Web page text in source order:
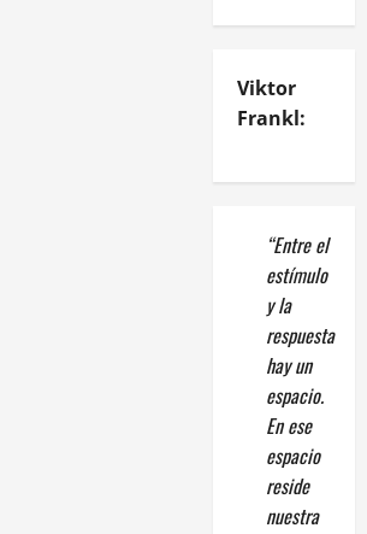
Viktor
Frankl:
“Entre el
estímulo
y la
respuesta
hay un
espacio.
En ese
espacio
reside
nuestra